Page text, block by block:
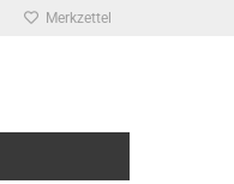
Merkzettel